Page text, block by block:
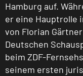
Hamburg auf.
er eine Hauptrolle
von Florian
Deutschen
beim ZDF-
seinem ersten